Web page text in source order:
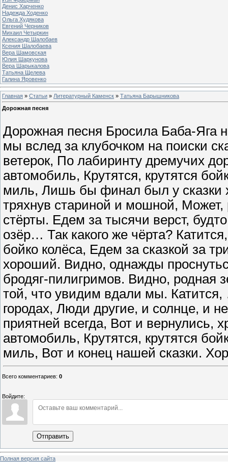
Денис Харченко
Надежда Ходенко
Ольга Худякова
Евгений Черников
Михаил Четыркин
Александр Шалобаев
Ксения Шалобаева
Вера Шамовская
Юлия Шаркунова
Вера Шарыкалова
Татьяна Щелева
Галина Яровенко
Главная » Статьи » Литературный Каменск » Татьяна Барышникова
Дорожная песня
Дорожная песня Бросила Баба-Яга
мы вслед за клубочком на поиски
ветерок, По лабиринту дремучих
автомобиль, Крутятся, крутятся
миль, Лишь бы финал был у сказки
тряхнув стариной и мошной,
стёрты. Едем за тысячи верст,
озёр… Так какого же чёрта?
бойко колёса, Едем за сказкой за
хороший. Видно, однажды
бродяг-пилигримов. Видно, родная
той, что увидим вдали мы. Катится,
городах, Люди другие, и солнце, и
приятней всегда, Вот и вернулись,
автомобиль, Крутятся, крутятся
миль, Вот и конец нашей сказки.
Всего комментариев: 0
Войдите:
Отправить
Полная версия сайта